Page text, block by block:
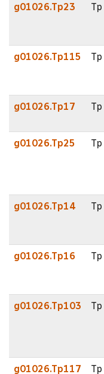
g01026.Tp23 Tp
g01026.Tp115 Tp
g01026.Tp17 Tp
g01026.Tp25 Tp
g01026.Tp14 Tp
g01026.Tp16 Tp
g01026.Tp103 Tp
g01026.Tp117 Tp